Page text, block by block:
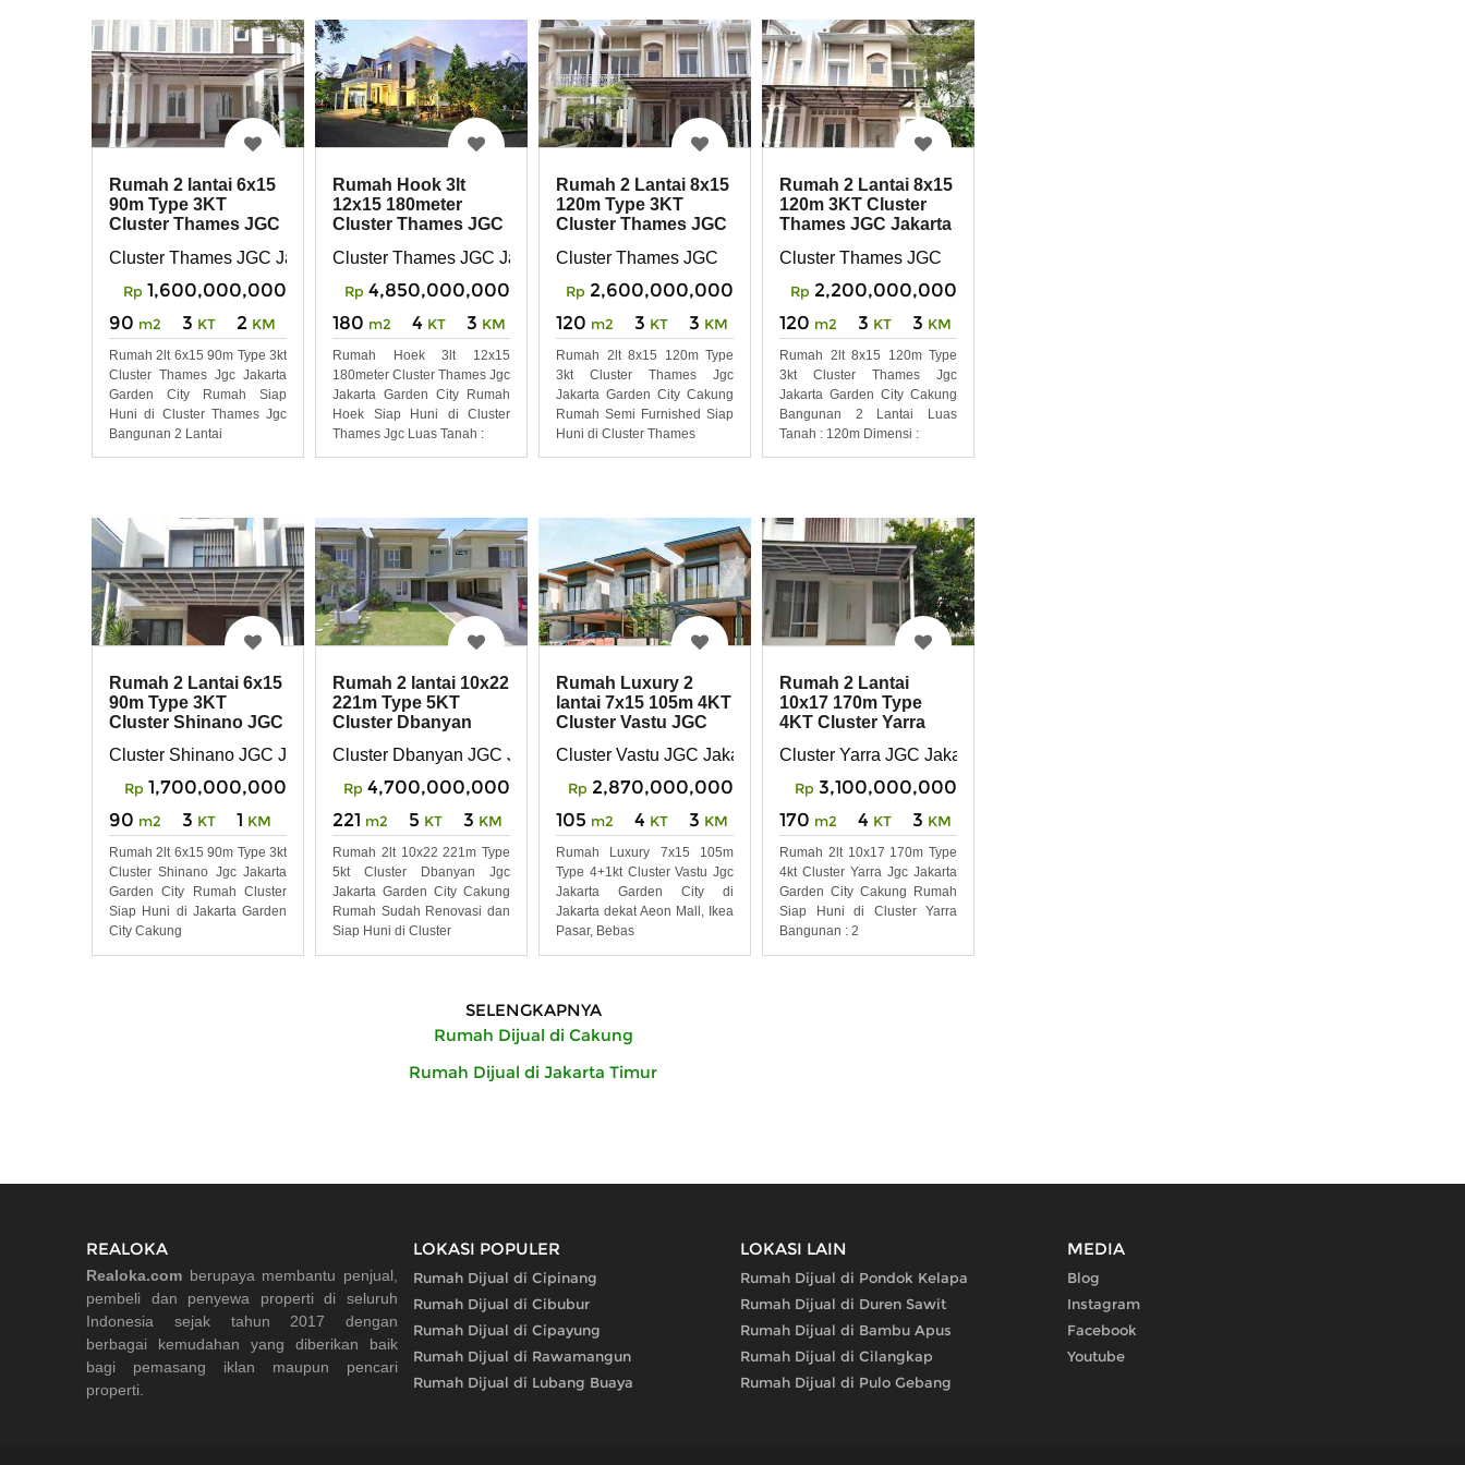
Rumah 2 lantai 6x15
90m Type 3KT
Cluster Thames JGC
Cluster Thames JGC Jakarta Garden City
Rp 1,600,000,000
90 m2 3 KT 2 KM
Rumah 2lt 6x15 90m Type 3kt
Cluster Thames Jgc Jakarta
Garden City Rumah Siap
Huni di Cluster Thames Jgc
Bangunan 2 Lantai
Rumah Hook 3lt
12x15 180meter
Cluster Thames JGC
Cluster Thames JGC Jakarta Garden City
Rp 4,850,000,000
180 m2 4 KT 3 KM
Rumah Hoek 3lt 12x15
180meter Cluster Thames Jgc
Jakarta Garden City Rumah
Hoek Siap Huni di Cluster
Thames Jgc Luas Tanah :
Rumah 2 Lantai 8x15
120m Type 3KT
Cluster Thames JGC
Cluster Thames JGC
Rp 2,600,000,000
120 m2 3 KT 3 KM
Rumah 2lt 8x15 120m Type
3kt Cluster Thames Jgc
Jakarta Garden City Cakung
Rumah Semi Furnished Siap
Huni di Cluster Thames
Rumah 2 Lantai 8x15
120m 3KT Cluster
Thames JGC Jakarta
Cluster Thames JGC
Rp 2,200,000,000
120 m2 3 KT 3 KM
Rumah 2lt 8x15 120m Type
3kt Cluster Thames Jgc
Jakarta Garden City Cakung
Bangunan 2 Lantai Luas
Tanah : 120m Dimensi :
Rumah 2 Lantai 6x15
90m Type 3KT
Cluster Shinano JGC
Cluster Shinano JGC Jakarta Garden City
Rp 1,700,000,000
90 m2 3 KT 1 KM
Rumah 2lt 6x15 90m Type 3kt
Cluster Shinano Jgc Jakarta
Garden City Rumah Cluster
Siap Huni di Jakarta Garden
City Cakung
Rumah 2 lantai 10x22
221m Type 5KT
Cluster Dbanyan
City
Cluster Dbanyan JGC Jakarta Garden City
Rp 4,700,000,000
221 m2 5 KT 3 KM
Rumah 2lt 10x22 221m Type
5kt Cluster Dbanyan Jgc
Jakarta Garden City Cakung
Rumah Sudah Renovasi dan
Siap Huni di Cluster
Rumah Luxury 2
lantai 7x15 105m 4KT
Cluster Vastu JGC
Cluster Vastu JGC Jakarta Garden City
Rp 2,870,000,000
105 m2 4 KT 3 KM
Rumah Luxury 7x15 105m
Type 4+1kt Cluster Vastu Jgc
Jakarta Garden City di
Jakarta dekat Aeon Mall, Ikea
Pasar, Bebas
Rumah 2 Lantai
10x17 170m Type
4KT Cluster Yarra
City
Cluster Yarra JGC Jakarta Garden City
Rp 3,100,000,000
170 m2 4 KT 3 KM
Rumah 2lt 10x17 170m Type
4kt Cluster Yarra Jgc Jakarta
Garden City Cakung Rumah
Siap Huni di Cluster Yarra
Bangunan : 2
SELENGKAPNYA
Rumah Dijual di Cakung
Rumah Dijual di Jakarta Timur
REALOKA
Realoka.com berupaya membantu penjual,
pembeli dan penyewa properti di seluruh
Indonesia sejak tahun 2017 dengan
berbagai kemudahan yang diberikan baik
bagi pemasang iklan maupun pencari
properti.
LOKASI POPULER
Rumah Dijual di Cipinang
Rumah Dijual di Cibubur
Rumah Dijual di Cipayung
Rumah Dijual di Rawamangun
Rumah Dijual di Lubang Buaya
LOKASI LAIN
Rumah Dijual di Pondok Kelapa
Rumah Dijual di Duren Sawit
Rumah Dijual di Bambu Apus
Rumah Dijual di Cilangkap
Rumah Dijual di Pulo Gebang
MEDIA
Blog
Instagram
Facebook
Youtube